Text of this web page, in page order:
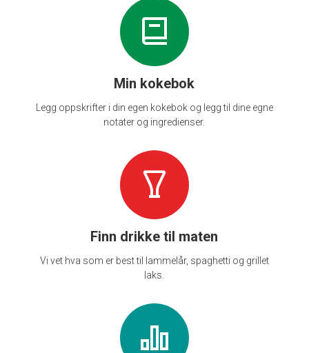
Min kokebok
Legg oppskrifter i din egen kokebok og legg til dine egne
notater og ingredienser.
Finn drikke til maten
Vi vet hva som er best til lammelår, spaghetti og grillet
laks.